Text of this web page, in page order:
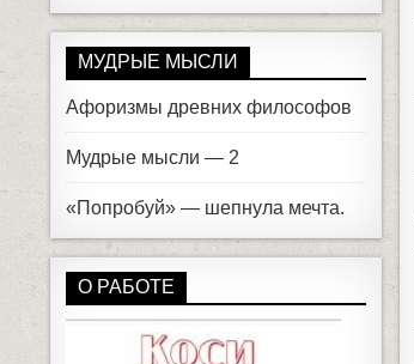
МУДРЫЕ МЫСЛИ
Афоризмы древних философов
Мудрые мысли — 2
«Попробуй» — шепнула мечта.
О РАБОТЕ